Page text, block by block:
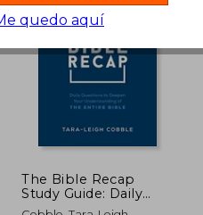
The Bible Recap
Study Guide: Daily
Questions to Deepen
quedo aquí